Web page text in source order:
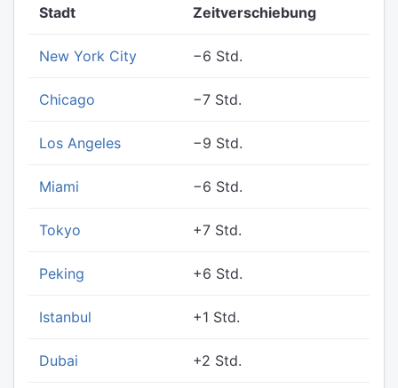
Stadt Zeitverschiebung
New York City −6 Std.
Chicago −7 Std.
Los Angeles −9 Std.
Miami −6 Std.
Tokyo +7 Std.
Peking +6 Std.
Istanbul +1 Std.
Dubai +2 Std.